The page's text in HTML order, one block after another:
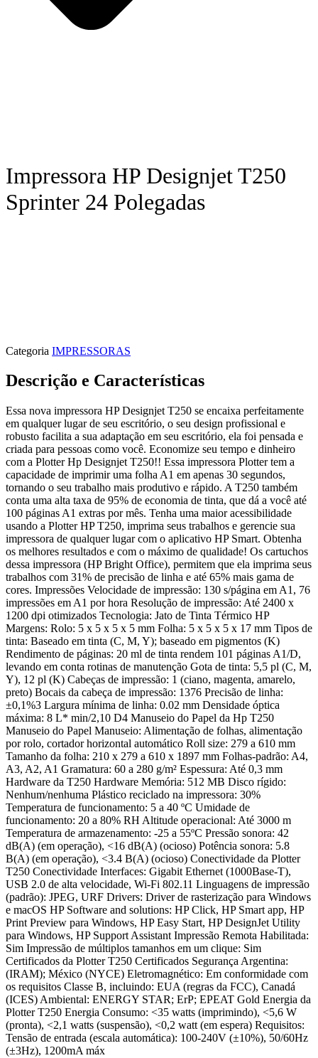
Impressora HP Designjet T250
Sprinter 24 Polegadas
Categoria IMPRESSORAS
Descrição e Características
Essa nova impressora HP Designjet T250 se encaixa perfeitamente
em qualquer lugar de seu escritório, o seu design profissional e
robusto facilita a sua adaptação em seu escritório, ela foi pensada e
criada para pessoas como você. Economize seu tempo e dinheiro
com a Plotter Hp Designjet T250!! Essa impressora Plotter tem a
capacidade de imprimir uma folha A1 em apenas 30 segundos,
tornando o seu trabalho mais produtivo e rápido. A T250 também
conta uma alta taxa de 95% de economia de tinta, que dá a você até
100 páginas A1 extras por mês. Tenha uma maior acessibilidade
usando a Plotter HP T250, imprima seus trabalhos e gerencie sua
impressora de qualquer lugar com o aplicativo HP Smart. Obtenha
os melhores resultados e com o máximo de qualidade! Os cartuchos
dessa impressora (HP Bright Office), permitem que ela imprima seus
trabalhos com 31% de precisão de linha e até 65% mais gama de
cores. Impressões Velocidade de impressão: 130 s/página em A1, 76
impressões em A1 por hora Resolução de impressão: Até 2400 x
1200 dpi otimizados Tecnologia: Jato de Tinta Térmico HP
Margens: Rolo: 5 x 5 x 5 x 5 mm Folha: 5 x 5 x 5 x 17 mm Tipos de
tinta: Baseado em tinta (C, M, Y); baseado em pigmentos (K)
Rendimento de páginas: 20 ml de tinta rendem 101 páginas A1/D,
levando em conta rotinas de manutenção Gota de tinta: 5,5 pl (C, M,
Y), 12 pl (K) Cabeças de impressão: 1 (ciano, magenta, amarelo,
preto) Bocais da cabeça de impressão: 1376 Precisão de linha:
±0,1%3 Largura mínima de linha: 0.02 mm Densidade óptica
máxima: 8 L* min/2,10 D4 Manuseio do Papel da Hp T250
Manuseio do Papel Manuseio: Alimentação de folhas, alimentação
por rolo, cortador horizontal automático Roll size: 279 a 610 mm
Tamanho da folha: 210 x 279 a 610 x 1897 mm Folhas-padrão: A4,
A3, A2, A1 Gramatura: 60 a 280 g/m² Espessura: Até 0,3 mm
Hardware da T250 Hardware Memória: 512 MB Disco rígido:
Nenhum/nenhuma Plástico reciclado na impressora: 30%
Temperatura de funcionamento: 5 a 40 ºC Umidade de
funcionamento: 20 a 80% RH Altitude operacional: Até 3000 m
Temperatura de armazenamento: -25 a 55ºC Pressão sonora: 42
dB(A) (em operação), <16 dB(A) (ocioso) Potência sonora: 5.8
B(A) (em operação), <3.4 B(A) (ocioso) Conectividade da Plotter
T250 Conectividade Interfaces: Gigabit Ethernet (1000Base-T),
USB 2.0 de alta velocidade, Wi-Fi 802.11 Linguagens de impressão
(padrão): JPEG, URF Drivers: Driver de rasterização para Windows
e macOS HP Software and solutions: HP Click, HP Smart app, HP
Print Preview para Windows, HP Easy Start, HP DesignJet Utility
para Windows, HP Support Assistant Impressão Remota Habilitada:
Sim Impressão de múltiplos tamanhos em um clique: Sim
Certificados da Plotter T250 Certificados Segurança Argentina:
(IRAM); México (NYCE) Eletromagnético: Em conformidade com
os requisitos Classe B, incluindo: EUA (regras da FCC), Canadá
(ICES) Ambiental: ENERGY STAR; ErP; EPEAT Gold Energia da
Plotter T250 Energia Consumo: <35 watts (imprimindo), <5,6 W
(pronta), <2,1 watts (suspensão), <0,2 watt (em espera) Requisitos:
Tensão de entrada (escala automática): 100-240V (±10%), 50/60Hz
(±3Hz), 1200mA máx